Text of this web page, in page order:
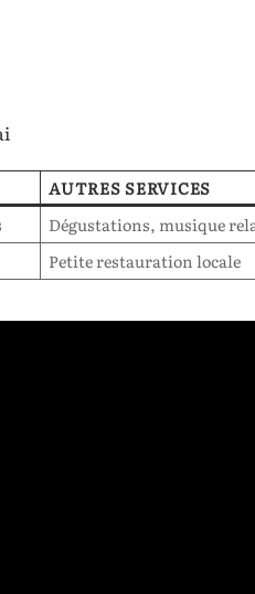
AUTRES SERVICES
Dégustations, musique
Petite restauration locale